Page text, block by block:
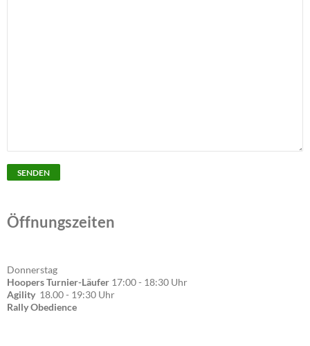
Öffnungszeiten
Donnerstag
Hoopers Turnier-Läufer 17:00 - 18:30 Uhr
Agility 18.00 - 19:30 Uhr
Rally Obedience